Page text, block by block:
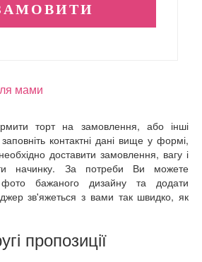
мами
торт на замовлення, або інші
контактні дані вище у формі,
доставити замовлення, вагу і
начинку. За потреби Ви можете
фото бажаного дизайну та додати
зв'яжеться з вами так швидко, як
пропозиції